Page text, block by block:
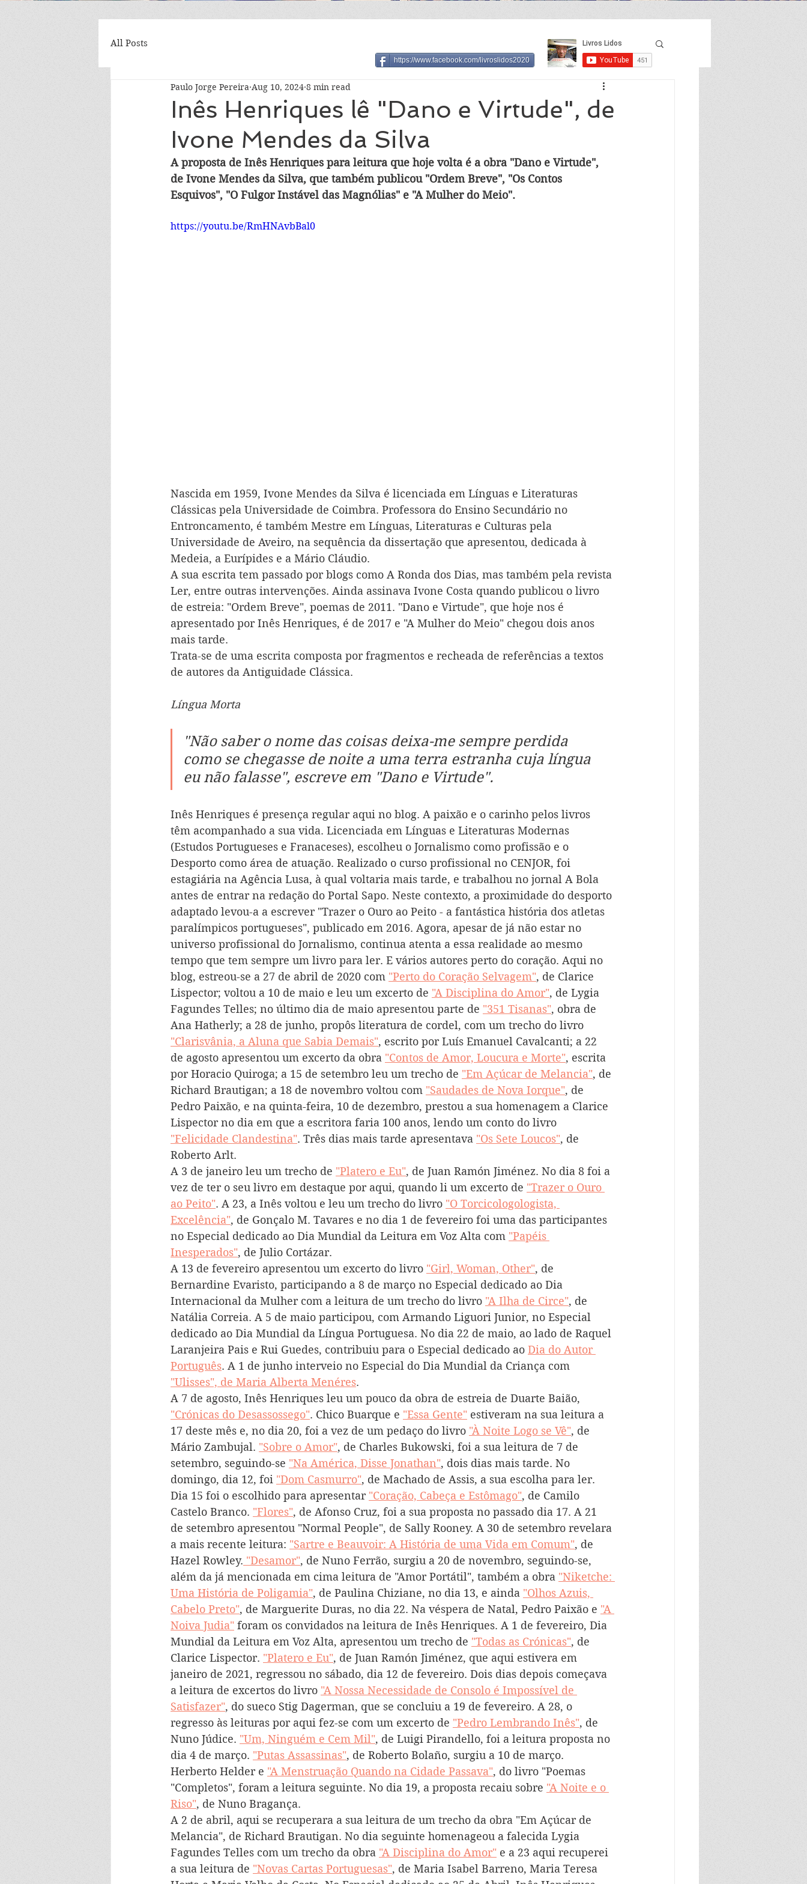
All Posts
Inês Henriques lê "Dano e Virtude", de
Ivone Mendes da Silva
Paulo Jorge Pereira Aug 10, 2024 8 min read
A proposta de Inês Henriques para leitura que hoje volta é a obra "Dano e Virtude",
de Ivone Mendes da Silva, que também publicou "Ordem Breve", "Os Contos
Esquivos", "O Fulgor Instável das Magnólias" e "A Mulher do Meio".
https://youtu.be/RmHNAvbBal0
Nascida em 1959, Ivone Mendes da Silva é licenciada em Línguas e Literaturas
Clássicas pela Universidade de Coimbra. Professora do Ensino Secundário no
Entroncamento, é também Mestre em Línguas, Literaturas e Culturas pela
Universidade de Aveiro, na sequência da dissertação que apresentou, dedicada à
Medeia, a Eurípides e a Mário Cláudio.
A sua escrita tem passado por blogs como A Ronda dos Dias, mas também pela revista
Ler, entre outras intervenções. Ainda assinava Ivone Costa quando publicou o livro
de estreia: "Ordem Breve", poemas de 2011. "Dano e Virtude", que hoje nos é
apresentado por Inês Henriques, é de 2017 e "A Mulher do Meio" chegou dois anos
mais tarde.
Trata-se de uma escrita composta por fragmentos e recheada de referências a textos
de autores da Antiguidade Clássica.
Língua Morta
"Não saber o nome das coisas deixa-me sempre perdida
como se chegasse de noite a uma terra estranha cuja língua
eu não falasse", escreve em "Dano e Virtude".
Inês Henriques é presença regular aqui no blog. A paixão e o carinho pelos livros
têm acompanhado a sua vida. Licenciada em Línguas e Literaturas Modernas
(Estudos Portugueses e Franaceses), escolheu o Jornalismo como profissão e o
Desporto como área de atuação. Realizado o curso profissional no CENJOR, foi
estagiária na Agência Lusa, à qual voltaria mais tarde, e trabalhou no jornal A Bola
antes de entrar na redação do Portal Sapo. Neste contexto, a proximidade do desporto
adaptado levou-a a escrever "Trazer o Ouro ao Peito - a fantástica história dos atletas
paralímpicos portugueses", publicado em 2016. Agora, apesar de já não estar no
universo profissional do Jornalismo, continua atenta a essa realidade ao mesmo
tempo que tem sempre um livro para ler. E vários autores perto do coração. Aqui no
blog, estreou-se a 27 de abril de 2020 com "Perto do Coração Selvagem", de Clarice
Lispector; voltou a 10 de maio e leu um excerto de "A Disciplina do Amor", de Lygia
Fagundes Telles; no último dia de maio apresentou parte de "351 Tisanas", obra de
Ana Hatherly; a 28 de junho, propôs literatura de cordel, com um trecho do livro
"Clarisvânia, a Aluna que Sabia Demais", escrito por Luís Emanuel Cavalcanti; a 22
de agosto apresentou um excerto da obra "Contos de Amor, Loucura e Morte", escrita
por Horacio Quiroga; a 15 de setembro leu um trecho de "Em Açúcar de Melancia", de
Richard Brautigan; a 18 de novembro voltou com "Saudades de Nova Iorque", de
Pedro Paixão, e na quinta-feira, 10 de dezembro, prestou a sua homenagem a Clarice
Lispector no dia em que a escritora faria 100 anos, lendo um conto do livro
"Felicidade Clandestina". Três dias mais tarde apresentava "Os Sete Loucos", de
Roberto Arlt.
A 3 de janeiro leu um trecho de "Platero e Eu", de Juan Ramón Jiménez. No dia 8 foi a
vez de ter o seu livro em destaque por aqui, quando li um excerto de "Trazer o Ouro
ao Peito". A 23, a Inês voltou e leu um trecho do livro "O Torcicologologista,
Excelência", de Gonçalo M. Tavares e no dia 1 de fevereiro foi uma das participantes
no Especial dedicado ao Dia Mundial da Leitura em Voz Alta com "Papéis
Inesperados", de Julio Cortázar.
A 13 de fevereiro apresentou um excerto do livro "Girl, Woman, Other", de
Bernardine Evaristo, participando a 8 de março no Especial dedicado ao Dia
Internacional da Mulher com a leitura de um trecho do livro "A Ilha de Circe", de
Natália Correia. A 5 de maio participou, com Armando Liguori Junior, no Especial
dedicado ao Dia Mundial da Língua Portuguesa. No dia 22 de maio, ao lado de Raquel
Laranjeira Pais e Rui Guedes, contribuiu para o Especial dedicado ao Dia do Autor
Português. A 1 de junho interveio no Especial do Dia Mundial da Criança com
"Ulisses", de Maria Alberta Menéres.
A 7 de agosto, Inês Henriques leu um pouco da obra de estreia de Duarte Baião,
"Crónicas do Desassossego". Chico Buarque e "Essa Gente" estiveram na sua leitura a
17 deste mês e, no dia 20, foi a vez de um pedaço do livro "À Noite Logo se Vê", de
Mário Zambujal. "Sobre o Amor", de Charles Bukowski, foi a sua leitura de 7 de
setembro, seguindo-se "Na América, Disse Jonathan", dois dias mais tarde. No
domingo, dia 12, foi "Dom Casmurro", de Machado de Assis, a sua escolha para ler.
Dia 15 foi o escolhido para apresentar "Coração, Cabeça e Estômago", de Camilo
Castelo Branco. "Flores", de Afonso Cruz, foi a sua proposta no passado dia 17. A 21
de setembro apresentou "Normal People", de Sally Rooney. A 30 de setembro revelara
a mais recente leitura: "Sartre e Beauvoir: A História de uma Vida em Comum", de
Hazel Rowley. "Desamor", de Nuno Ferrão, surgiu a 20 de novembro, seguindo-se,
além da já mencionada em cima leitura de "Amor Portátil", também a obra "Niketche:
Uma História de Poligamia", de Paulina Chiziane, no dia 13, e ainda "Olhos Azuis,
Cabelo Preto", de Marguerite Duras, no dia 22. Na véspera de Natal, Pedro Paixão e "A
Noiva Judia" foram os convidados na leitura de Inês Henriques. A 1 de fevereiro, Dia
Mundial da Leitura em Voz Alta, apresentou um trecho de "Todas as Crónicas", de
Clarice Lispector. "Platero e Eu", de Juan Ramón Jiménez, que aqui estivera em
janeiro de 2021, regressou no sábado, dia 12 de fevereiro. Dois dias depois começava
a leitura de excertos do livro "A Nossa Necessidade de Consolo é Impossível de
Satisfazer", do sueco Stig Dagerman, que se concluiu a 19 de fevereiro. A 28, o
regresso às leituras por aqui fez-se com um excerto de "Pedro Lembrando Inês", de
Nuno Júdice. "Um, Ninguém e Cem Mil", de Luigi Pirandello, foi a leitura proposta no
dia 4 de março. "Putas Assassinas", de Roberto Bolaño, surgiu a 10 de março.
Herberto Helder e "A Menstruação Quando na Cidade Passava", do livro "Poemas
"Completos", foram a leitura seguinte. No dia 19, a proposta recaiu sobre "A Noite e o
Riso", de Nuno Bragança.
A 2 de abril, aqui se recuperara a sua leitura de um trecho da obra "Em Açúcar de
Melancia", de Richard Brautigan. No dia seguinte homenageou a falecida Lygia
Fagundes Telles com um trecho da obra "A Disciplina do Amor" e a 23 aqui recuperei
a sua leitura de "Novas Cartas Portuguesas", de Maria Isabel Barreno, Maria Teresa
https://www.facebook.com/livroslidos2020